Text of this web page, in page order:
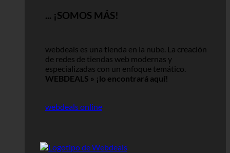
... ¡SOMOS MÁS!
webdeals es una tienda en la nube. La creación
de redes de tiendas web modernas y
especializadas con un enfoque temático.
WEBDEALS » ¡lo encontrará aquí!
webdeals online